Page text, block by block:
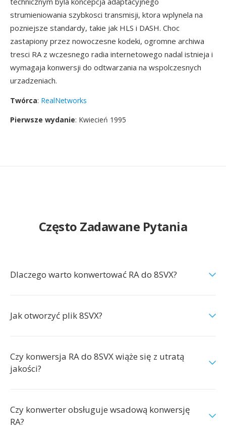
strumieniowania szybkosci transmisji, ktora wplynela na
pozniejsze standardy, takie jak HLS i DASH. Choc
zastapiony przez nowoczesne kodeki, ogromne archiwa
tresci RA z wczesnego radia internetowego nadal istnieja i
wymagaja konwersji do odtwarzania na wspolczesnych
urzadzeniach.
Twórca: RealNetworks
Pierwsze wydanie: Kwiecień 1995
Często Zadawane Pytania
Dlaczego warto konwertować RA do 8SVX?
Jak otworzyć plik 8SVX?
Czy konwersja RA do 8SVX wiąże się z utratą
jakości?
Czy konwerter obsługuje wsadową konwersję
RA?